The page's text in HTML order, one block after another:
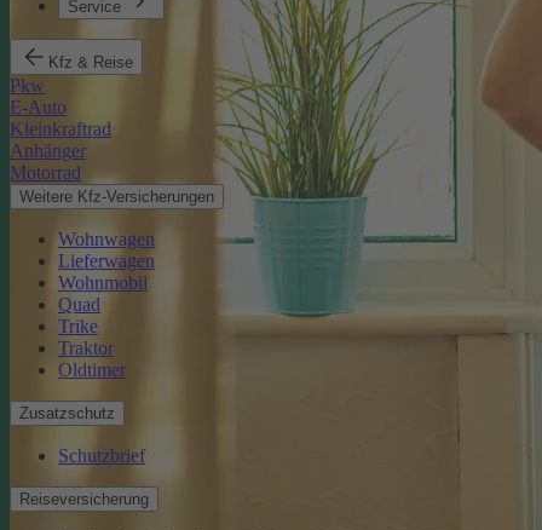
Service
Kfz & Reise
Pkw
E-Auto
Kleinkraftrad
Anhänger
Motorrad
Weitere Kfz-Versicherungen
Wohnwagen
Lieferwagen
Wohnmobil
Quad
Trike
Traktor
Oldtimer
Zusatzschutz
Schutzbrief
Reiseversicherung